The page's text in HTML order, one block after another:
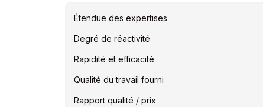
Étendue des expertises
Degré de réactivité
Rapidité et efficacité
Qualité du travail fourni
Rapport qualité / prix